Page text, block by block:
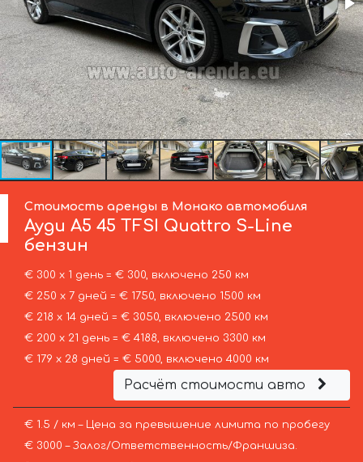
Стоимость аренды в Монако автомобиля
Ауди A5 45 TFSI Quattro S-Line
бензин
€ 300 х 1 день = € 300, включено 250 км
€ 250 х 7 дней = € 1750, включено 1500 км
€ 218 х 14 дней = € 3050, включено 2500 км
€ 200 х 21 день = € 4188, включено 3300 км
€ 179 х 28 дней = € 5000, включено 4000 км
Расчёт стоимости авто
€ 1.5 / км – Цена за превышение лимита по пробегу
€ 3000 – Залог/Ответственность/Франшиза.